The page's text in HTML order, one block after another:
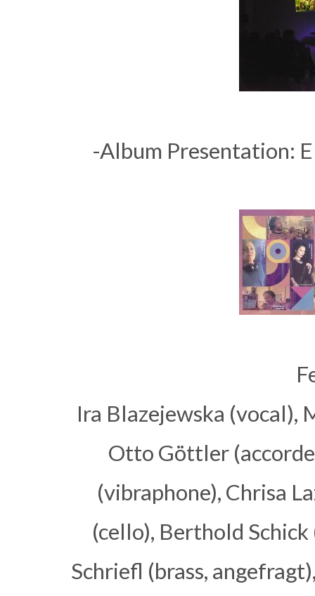
-Album Presentation:
Ira Blazejewska (vocal),
Otto Göttler
(vibraphone), Chrisa
(cello), Berthold
Schriefl (brass,